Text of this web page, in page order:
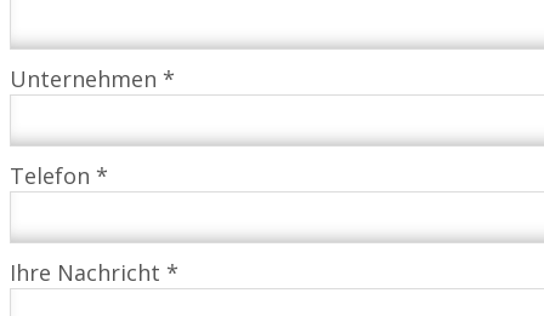
Unternehmen *
Telefon *
Ihre Nachricht *